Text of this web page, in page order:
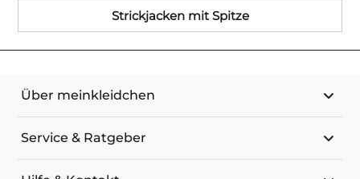
Strickjacken mit Spitze
Über meinkleidchen
Service & Ratgeber